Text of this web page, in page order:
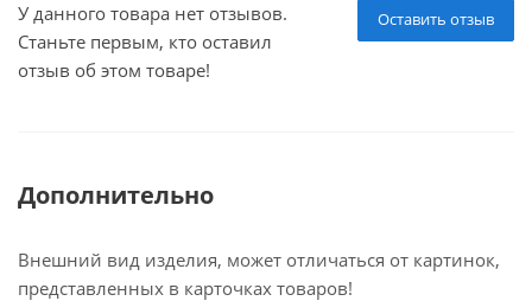
Оставить отзыв
У данного товара нет отзывов.
Станьте первым, кто оставил
отзыв об этом товаре!
Дополнительно
Внешний вид изделия, может отличаться от картинок,
представленных в карточках товаров!